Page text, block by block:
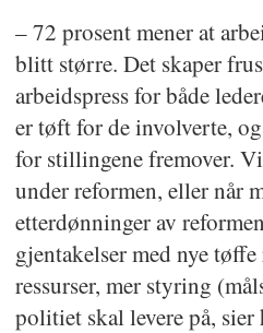
– 72 prosent mener at
blitt større. Det skaper
arbeidspress for både
er tøft for de involverte,
for stillingene fremover.
under reformen, eller når
etterdønninger av
gjentakelser med nye
ressurser, mer styring
politiet skal levere på, sier